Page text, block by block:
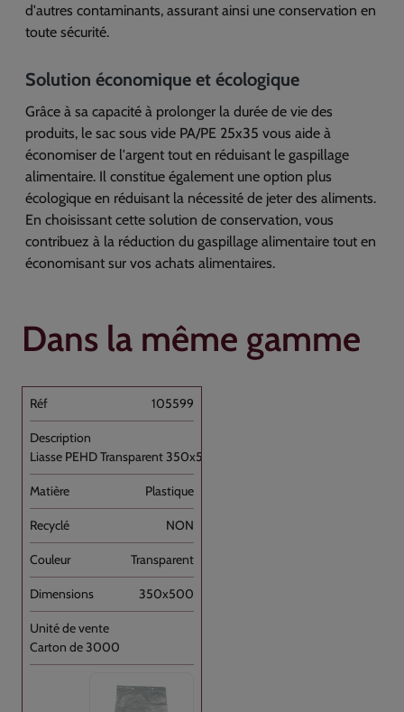
d'autres contaminants, assurant ainsi une conservation en
toute sécurité.
Solution économique et écologique
Grâce à sa capacité à prolonger la durée de vie des
produits, le sac sous vide PA/PE 25x35 vous aide à
économiser de l'argent tout en réduisant le gaspillage
alimentaire. Il constitue également une option plus
écologique en réduisant la nécessité de jeter des aliments.
En choisissant cette solution de conservation, vous
contribuez à la réduction du gaspillage alimentaire tout en
économisant sur vos achats alimentaires.
Dans la même gamme
105599
Liasse PEHD Transparent 350x500+P //3000
Plastique
NON
Transparent
350x500
Carton de 3000